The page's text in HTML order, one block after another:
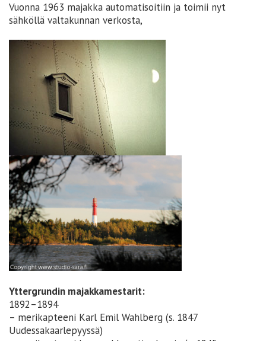
Vuonna 1963 majakka automatisoitiin ja toimii nyt
sähköllä valtakunnan verkosta,
Yttergrundin majakkamestarit:
1892–1894
– merikapteeni Karl Emil Wahlberg (s. 1847
Uudessakaarlepyyssä)